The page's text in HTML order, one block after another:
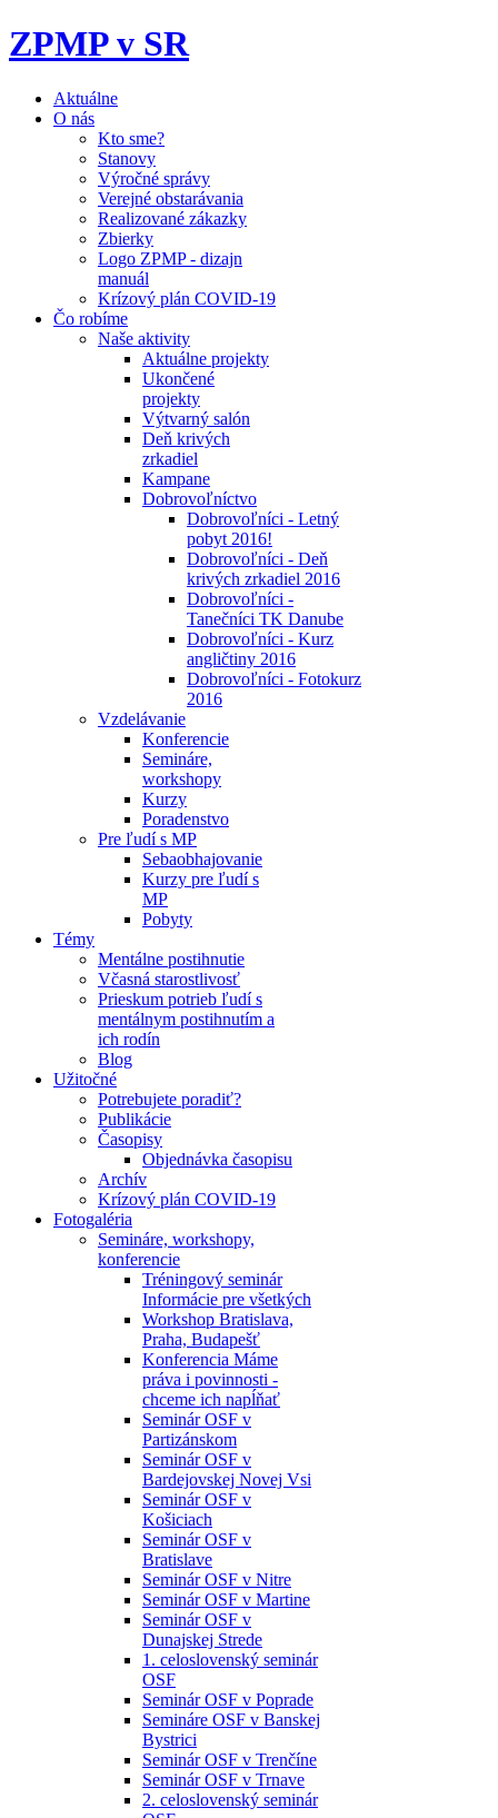
ZPMP v SR
Aktuálne
O nás
Kto sme?
Stanovy
Výročné správy
Verejné obstarávania
Realizované zákazky
Zbierky
Logo ZPMP - dizajn
manuál
Krízový plán COVID-19
Čo robíme
Naše aktivity
Aktuálne projekty
Ukončené
projekty
Výtvarný salón
Deň krivých
zrkadiel
Kampane
Dobrovoľníctvo
Dobrovoľníci - Letný
pobyt 2016!
Dobrovoľníci - Deň
krivých zrkadiel 2016
Dobrovoľníci -
Tanečníci TK Danube
Dobrovoľníci - Kurz
angličtiny 2016
Dobrovoľníci - Fotokurz
2016
Vzdelávanie
Konferencie
Semináre,
workshopy
Kurzy
Poradenstvo
Pre ľudí s MP
Sebaobhajovanie
Kurzy pre ľudí s
MP
Pobyty
Témy
Mentálne postihnutie
Včasná starostlivosť
Prieskum potrieb ľudí s
mentálnym postihnutím a
ich rodín
Blog
Užitočné
Potrebujete poradiť?
Publikácie
Časopisy
Objednávka časopisu
Archív
Krízový plán COVID-19
Fotogaléria
Semináre, workshopy,
konferencie
Tréningový seminár
Informácie pre všetkých
Workshop Bratislava,
Praha, Budapešť
Konferencia Máme
práva i povinnosti -
chceme ich napĺňať
Seminár OSF v
Partizánskom
Seminár OSF v
Bardejovskej Novej Vsi
Seminár OSF v
Košiciach
Seminár OSF v
Bratislave
Seminár OSF v Nitre
Seminár OSF v Martine
Seminár OSF v
Dunajskej Strede
1. celoslovenský seminár
OSF
Seminár OSF v Poprade
Semináre OSF v Banskej
Bystrici
Seminár OSF v Trenčíne
Seminár OSF v Trnave
2. celoslovenský seminár